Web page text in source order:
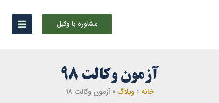
مشاوره با وکیل
آزمون وکالت 98
خانه وبلاگ آزمون وکالت 98